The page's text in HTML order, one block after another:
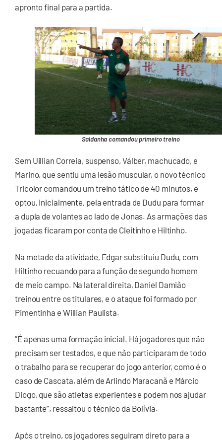
apronto final para a partida.
Saldanha comandou primeiro treino
Sem Uillian Correia, suspenso, Válber, machucado, e
Marino, que sentiu uma lesão muscular, o novo técnico
Tricolor comandou um treino tático de 40 minutos, e
optou, inicialmente, pela entrada de Dudu para formar
a dupla de volantes ao lado de Jonas. As armações das
jogadas ficaram por conta de Cleitinho e Hiltinho.
Na metade da atividade, Edgar substituiu Dudu, com
Hiltinho recuando para a função de segundo homem
de meio campo. Na lateral direita, Daniel Damião
treinou entre os titulares, e o ataque foi formado por
Pimentinha e Willian Paulista.
“É apenas uma formação inicial. Há jogadores que não
precisam ser testados, e que não participaram de todo
o trabalho para se recuperar do jogo anterior, como é o
caso de Cascata, além de Arlindo Maracanã e Márcio
Diogo, que são atletas experientes e podem nos ajudar
bastante”, ressaltou o técnico da Bolívia.
Após o treino, os jogadores seguiram direto para a